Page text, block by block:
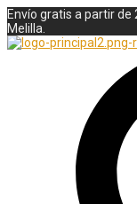
Envío gratis a partir de
Melilla.